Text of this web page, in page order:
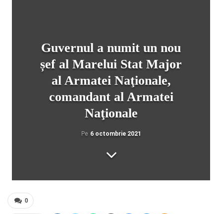
Guvernul a numit un nou
șef al Marelui Stat Major
al Armatei Naţionale,
comandant al Armatei
Naţionale
Pe 6 octombrie 2021
0